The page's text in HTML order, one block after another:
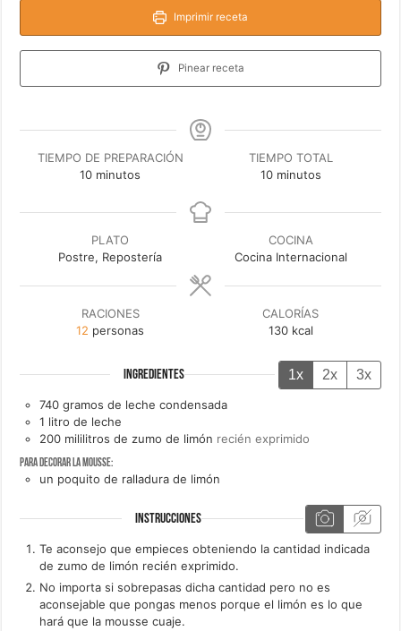
Imprimir receta
Pinear receta
TIEMPO DE PREPARACIÓN
10minutos
minutos
TIEMPO TOTAL
10minutos
minutos
PLATO
Postre, Repostería
COCINA
Cocina Internacional
RACIONES
12 personas
CALORÍAS
130 kcal
INGREDIENTES 1x 2x 3x
740 gramos de leche condensada
1 litro de leche
200 mililitros de zumo de limón recién exprimido
Para decorar la mousse:
un poquito de ralladura de limón
INSTRUCCIONES
Te aconsejo que empieces obteniendo la cantidad indicada
de zumo de limón recién exprimido.
No importa si sobrepasas dicha cantidad pero no es
aconsejable que pongas menos porque el limón es lo que
hará que la mousse cuaje.